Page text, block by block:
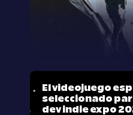
El videojuego
seleccionado
dev indie expo